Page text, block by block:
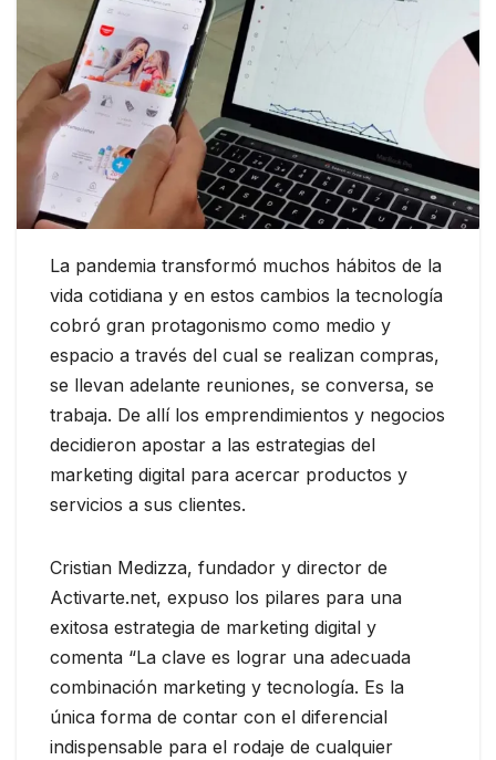
La pandemia transformó muchos hábitos de la
vida cotidiana y en estos cambios la tecnología
cobró gran protagonismo como medio y
espacio a través del cual se realizan compras,
se llevan adelante reuniones, se conversa, se
trabaja. De allí los emprendimientos y negocios
decidieron apostar a las estrategias del
marketing digital para acercar productos y
servicios a sus clientes.
Cristian Medizza, fundador y director de
Activarte.net, expuso los pilares para una
exitosa estrategia de marketing digital y
comenta “La clave es lograr una adecuada
combinación marketing y tecnología. Es la
única forma de contar con el diferencial
indispensable para el rodaje de cualquier